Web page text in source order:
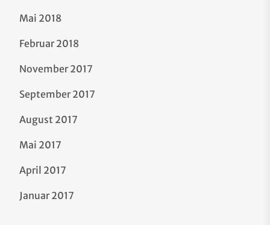
Mai 2018
Februar 2018
November 2017
September 2017
August 2017
Mai 2017
April 2017
Januar 2017